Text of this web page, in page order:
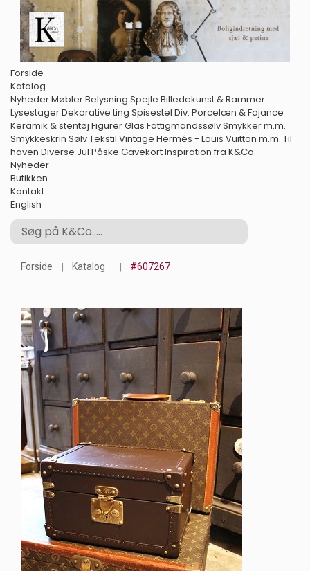
Forside
Katalog
NyhederMøblerBelysning Spejle Billedekunst & Rammer
LysestagerDekorative ting Spisestel Div. Porcelæn & Fajance
Keramik & stentøj FigurerGlas FattigmandssølvSmykker m.m.
Smykkeskrin SølvTekstil Vintage Hermés - Louis Vuitton m.m. Til
haven Diverse Jul Påske GavekortInspiration fra K&Co.
Nyheder
Butikken
Kontakt
English
Forside Katalog #607267